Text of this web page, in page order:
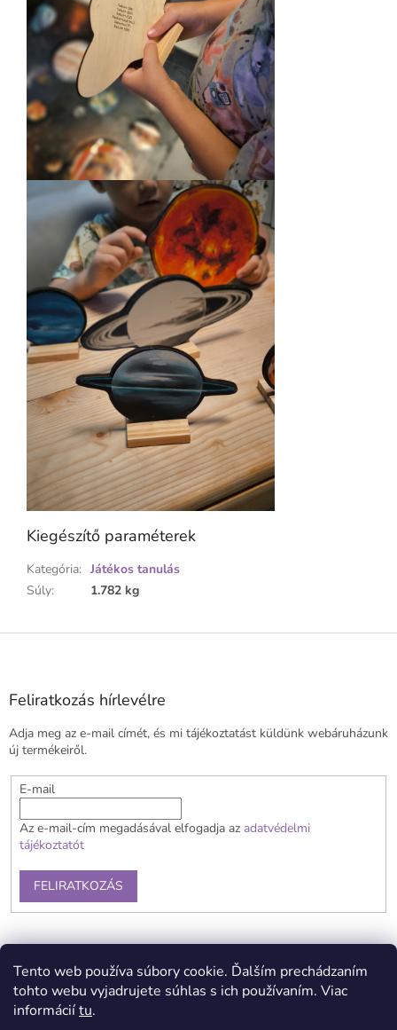
Tento web používa súbory cookie. Ďalším prechádzaním
tohto webu vyjadrujete súhlas s ich používaním. Viac
informáciítu.
Kiegészítő paraméterek
Kategória: Játékos tanulás
Súly: 1.782 kg
L
Feliratkozás hírlevélre
Adja meg az e-mail címét, és mi tájékoztatást küldünk webáruházunk
új termékeiről.
E-mail
Az e-mail-cím megadásával elfogadja az adatvédelmi
tájékoztatót
FELIRATKOZÁS
Reklamációs feltételek Kapcsolat Adatvédelmi tájékoztató